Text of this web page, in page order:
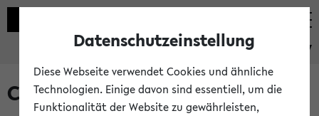
eKVV
Courses taught in English
Datenschutzeinstellung
Diese Webseite verwendet Cookies und ähnliche
Technologien. Einige davon sind essentiell, um die
Funktionalität der Website zu gewährleisten,